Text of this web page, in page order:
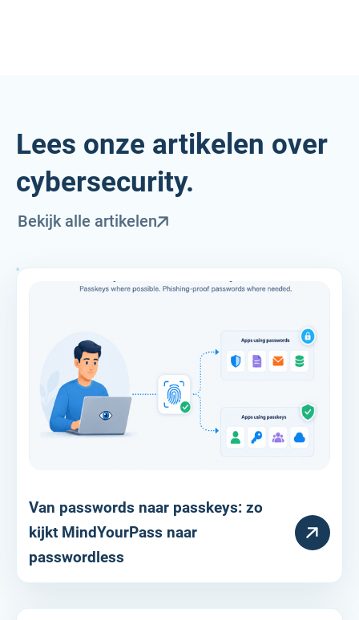
Lees onze artikelen over
cybersecurity.
Bekijk alle artikelen
RESOURCE
Van passwords naar passkeys: zo
kijkt MindYourPass naar
passwordless